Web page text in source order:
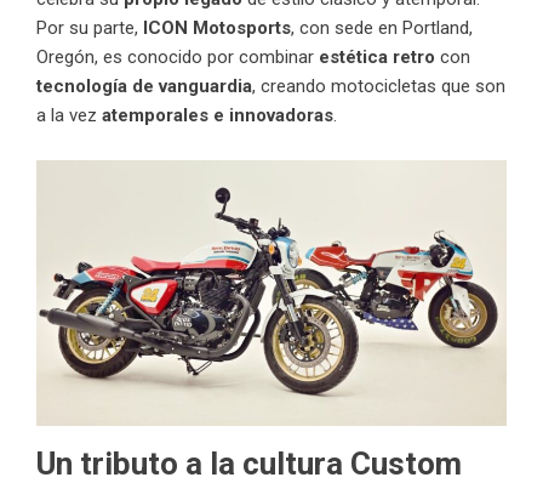
Por su parte, ICON Motosports, con sede en Portland,
Oregón, es conocido por combinar estética retro con
tecnología de vanguardia, creando motocicletas que son
a la vez atemporales e innovadoras.
Un tributo a la cultura Custom